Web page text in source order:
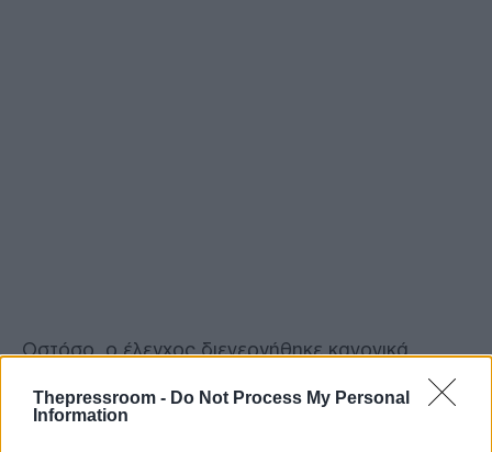
Thepressroom - Do Not Process My Personal
Information
Ωστόσο, ο έλεγχος διενεργήθηκε κανονικά,
υπάρξει οποιαδήποτε παρέμβαση και χωρίς ο εν
λόγω κτηνοτρόφος να λάβει σχετική επιδότηση.